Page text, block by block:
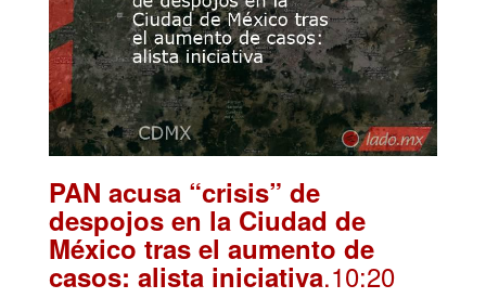
PAN acusa “crisis” de
despojos en la Ciudad de
México tras el aumento de
casos: alista iniciativa.10:20